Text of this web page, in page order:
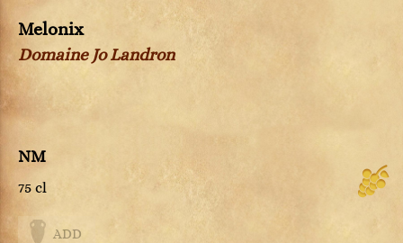
Melonix
Domaine Jo Landron
NM
75 cl
ADD